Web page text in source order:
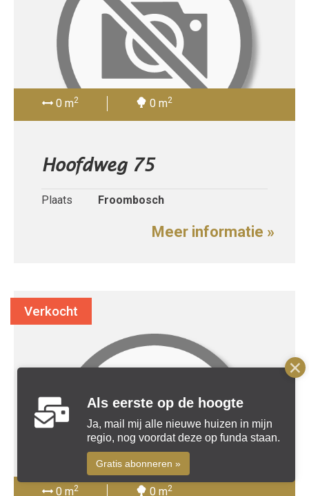
0 m2 0 m2
Hoofdweg 75
Plaats Froombosch
Meer informatie »
0 m2 0 m2
Verkocht
Als eerste op de hoogte
Ja, mail mij alle nieuwe huizen in mijn
regio, nog voordat deze op funda staan.
Gratis abonneren »